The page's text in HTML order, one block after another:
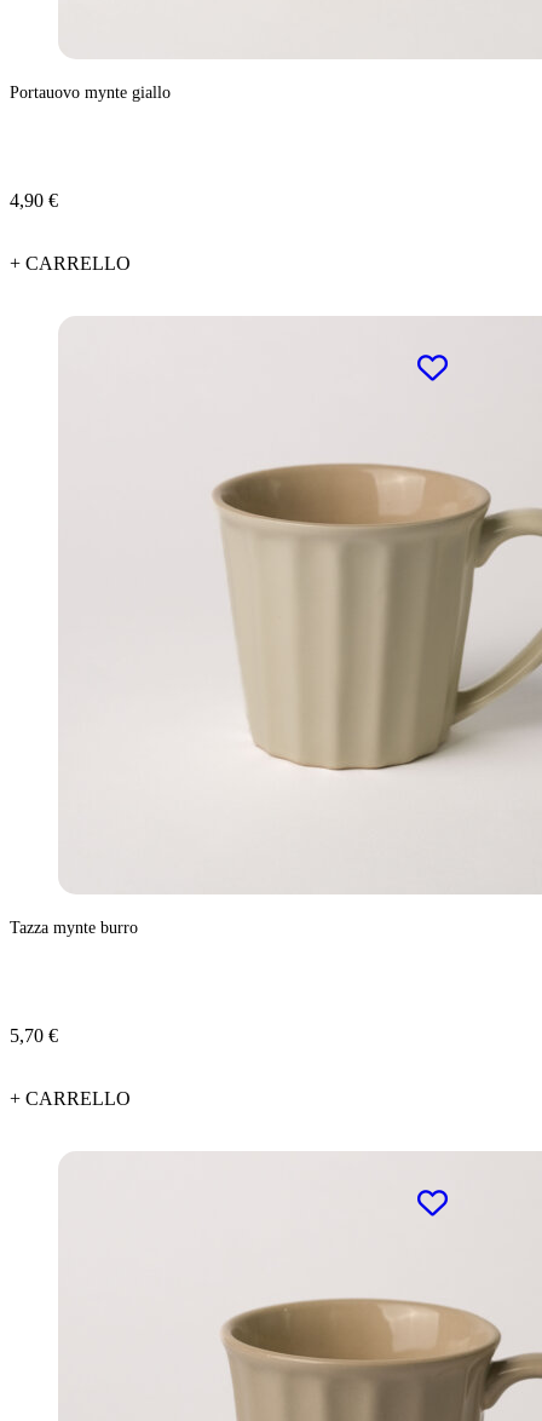
Portauovo mynte giallo
4,90 €
+ CARRELLO
Tazza mynte burro
5,70 €
+ CARRELLO